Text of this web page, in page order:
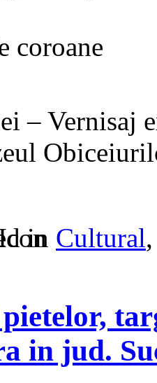
coroane
– Vernisaj
in Cultural
in jud.